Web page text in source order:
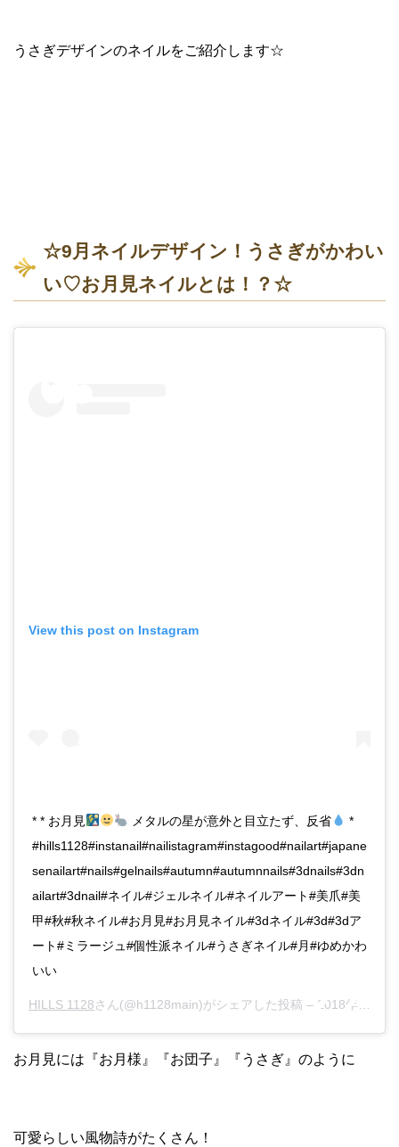
うさぎデザインのネイルをご紹介します☆
☆9月ネイルデザイン！うさぎがかわい
い♡お月見ネイルとは！？☆
View this post on Instagram
* * お月見 メタルの星が意外と目立たず、反省
*
#hills1128#instanail#nailistagram#instagood#nailart#japane
senailart#nails#gelnails#autumn#autumnnails#3dnails#3dn
ailart#3dnail#ネイル#ジェルネイル#ネイルアート#美爪#美
甲#秋#秋ネイル#お月見#お月見ネイル#3dネイル#3d#3dア
ート#ミラージュ#個性派ネイル#うさぎネイル#月#ゆめかわ
いい
HILLS 1128さん(@h1128main)がシェアした投稿 – 2018年 9月月5日午前1時56分PDT
お月見には『お月様』『お団子』『うさぎ』のように
可愛らしい風物詩がたくさん！